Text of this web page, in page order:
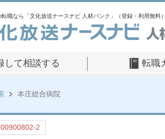
職なら「文化放送ナースナビ 人材バンク」（登録・利用無料）
して相談する 転職
本庄総合病院
2